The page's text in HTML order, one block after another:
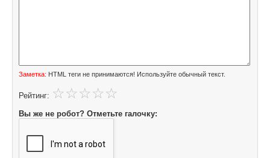
Заметка: HTML теги не принимаются! Используйте обычный текст.
Рейтинг:
Вы же не робот? Отметьте галочку: